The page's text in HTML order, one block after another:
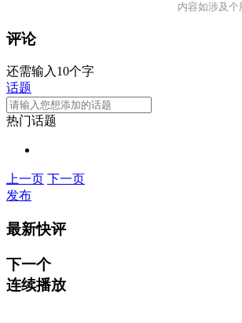
内容如涉及个
评论
还需输入10个字
话题
热门话题
上一页 下一页
发布
最新快评
下一个
连续播放